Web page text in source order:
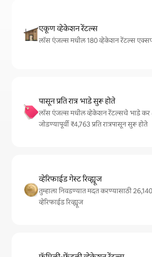
एकूण व्हेकेशन रेंटल्स
लॉस एंजल्स मधील 180 व्हेकेशन रेंटल्स
पासून प्रति रात्र भाडे सुरू होते
लॉस एंजल्स मधील व्हेकेशन रेंटल्सचे भाडे
जोडण्यापूर्वी ₹4,763 प्रति रात्रपासून सुरू होते
व्हेरिफाईड गेस्ट रिव्ह्यूज
तुम्हाला निवडण्यात मदत करण्यासाठी 26,140
व्हेरिफाईड रिव्ह्यूज